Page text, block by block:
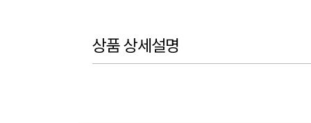
상품 상세설명